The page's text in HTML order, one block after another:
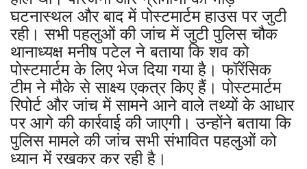
घटनास्थल और बाद में पोस्टमार्टम हाउस पर जुटी
रही। सभी पहलुओं की जांच में जुटी पुलिस चौक
थानाध्यक्ष मनीष पटेल ने बताया कि शव को
पोस्टमार्टम के लिए भेज दिया गया है। फॉरेंसिक
टीम ने मौके से साक्ष्य एकत्र किए हैं। पोस्टमार्टम
रिपोर्ट और जांच में सामने आने वाले तथ्यों के आधार
पर आगे की कार्रवाई की जाएगी। उन्होंने बताया कि
पुलिस मामले की जांच सभी संभावित पहलुओं को
ध्यान में रखकर कर रही है।